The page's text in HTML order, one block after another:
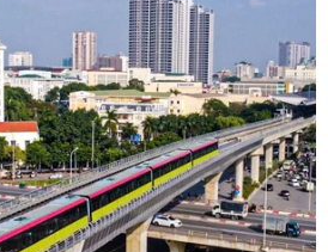
#Nhà đầu tư
TP. Hải Phòng